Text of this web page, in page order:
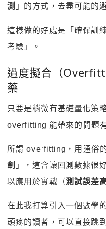
測 」的方式，去盡可能的
這樣做的好處是「確保訓
考驗」。
過度擬合（
藥
只要是稍微有基礎量化策
overfitting 能帶來的問題
所謂 overfitting，用通俗
劍 」，這會讓回測數據很
以應用於實戰（測試誤差
在此我打算引入一個數學
頭疼的讀者，可以直接跳